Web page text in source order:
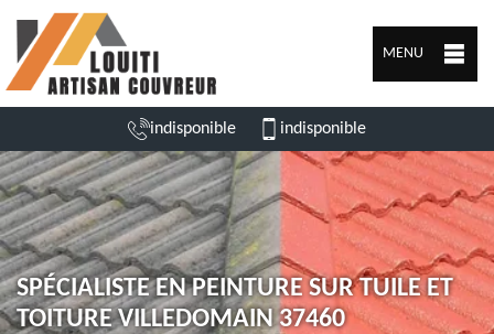
MENU
indisponible indisponible
SPÉCIALISTE EN PEINTURE SUR TUILE ET
TOITURE VILLEDOMAIN 37460